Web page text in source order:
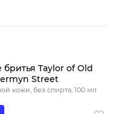
бритья Taylor of Old
Street
кожи, без спирта, 100 мл